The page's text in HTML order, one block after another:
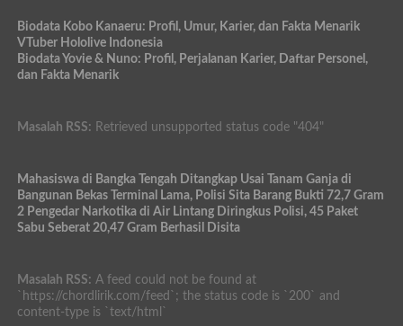
Biodata Kobo Kanaeru: Profil, Umur, Karier, dan Fakta Menarik
VTuber Hololive Indonesia
Biodata Yovie & Nuno: Profil, Perjalanan Karier, Daftar Personel,
dan Fakta Menarik
Masalah RSS: Retrieved unsupported status code "404"
Mahasiswa di Bangka Tengah Ditangkap Usai Tanam Ganja di
Bangunan Bekas Terminal Lama, Polisi Sita Barang Bukti 72,7 Gram
2 Pengedar Narkotika di Air Lintang Diringkus Polisi, 45 Paket
Sabu Seberat 20,47 Gram Berhasil Disita
Masalah RSS: A feed could not be found at
`https://chordlirik.com/feed`; the status code is `200` and
content-type is `text/html`